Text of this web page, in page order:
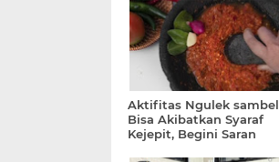
Aktifitas Ngulek sambel
Bisa Akibatkan Syaraf
Kejepit, Begini Saran